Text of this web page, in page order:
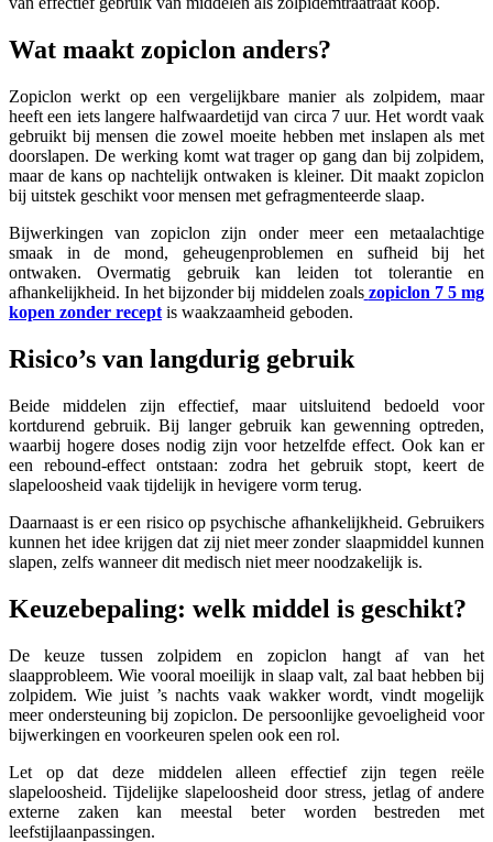
Wat maakt zopiclon anders?
Zopiclon werkt op een vergelijkbare manier als zolpidem, maar
heeft een iets langere halfwaardetijd van circa 7 uur. Het wordt vaak
gebruikt bij mensen die zowel moeite hebben met inslapen als met
doorslapen. De werking komt wat trager op gang dan bij zolpidem,
maar de kans op nachtelijk ontwaken is kleiner. Dit maakt zopiclon
bij uitstek geschikt voor mensen met gefragmenteerde slaap.
Bijwerkingen van zopiclon zijn onder meer een metaalachtige
smaak in de mond, geheugenproblemen en sufheid bij het
ontwaken. Overmatig gebruik kan leiden tot tolerantie en
afhankelijkheid. In het bijzonder bij middelen zoals zopiclon 7 5 mg
kopen zonder recept is waakzaamheid geboden.
Risico’s van langdurig gebruik
Beide middelen zijn effectief, maar uitsluitend bedoeld voor
kortdurend gebruik. Bij langer gebruik kan gewenning optreden,
waarbij hogere doses nodig zijn voor hetzelfde effect. Ook kan er
een rebound-effect ontstaan: zodra het gebruik stopt, keert de
slapeloosheid vaak tijdelijk in hevigere vorm terug.
Daarnaast is er een risico op psychische afhankelijkheid. Gebruikers
kunnen het idee krijgen dat zij niet meer zonder slaapmiddel kunnen
slapen, zelfs wanneer dit medisch niet meer noodzakelijk is.
Keuzebepaling: welk middel is geschikt?
De keuze tussen zolpidem en zopiclon hangt af van het
slaapprobleem. Wie vooral moeilijk in slaap valt, zal baat hebben bij
zolpidem. Wie juist ’s nachts vaak wakker wordt, vindt mogelijk
meer ondersteuning bij zopiclon. De persoonlijke gevoeligheid voor
bijwerkingen en voorkeuren spelen ook een rol.
Let op dat deze middelen alleen effectief zijn tegen reële
slapeloosheid. Tijdelijke slapeloosheid door stress, jetlag of andere
externe zaken kan meestal beter worden bestreden met
leefstijlaanpassingen.